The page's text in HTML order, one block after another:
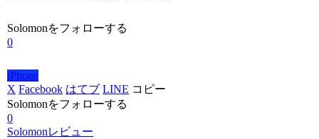
Solomonをフォローする
0
iPhone
X Facebook はてブ LINE コピー
Solomonをフォローする
0
Solomonレビュー